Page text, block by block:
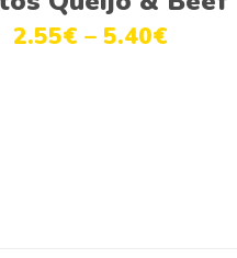
2.55€ –5.40€